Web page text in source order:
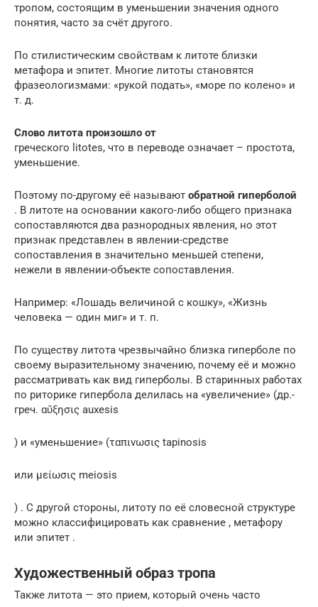
тропом, состоящим в уменьшении значения одного
понятия, часто за счёт другого.
По стилистическим свойствам к литоте близки
метафора и эпитет. Многие литоты становятся
фразеологизмами: «рукой подать», «море по колено» и
т. д.
Слово литота произошло от
греческого litotes, что в переводе означает – простота,
уменьшение.
Поэтому по-другому её называют обратной гиперболой
. В литоте на основании какого-либо общего признака
сопоставляются два разнородных явления, но этот
признак представлен в явлении-средстве
сопоставления в значительно меньшей степени,
нежели в явлении-объекте сопоставления.
Например: «Лошадь величиной с кошку», «Жизнь
человека — один миг» и т. п.
По существу литота чрезвычайно близка гиперболе по
своему выразительному значению, почему её и можно
рассматривать как вид гиперболы. В старинных работах
по риторике гипербола делилась на «увеличение» (др.-
греч. αὔξησις auxesis
) и «уменьшение» (ταπινωσις tapinosis
или μείωσις meiosis
) . С другой стороны, литоту по её словесной структуре
можно классифицировать как сравнение , метафору
или эпитет .
Художественный образ тропа
Также литота — это прием, который очень часто